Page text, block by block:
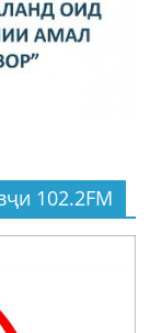
102.2FM